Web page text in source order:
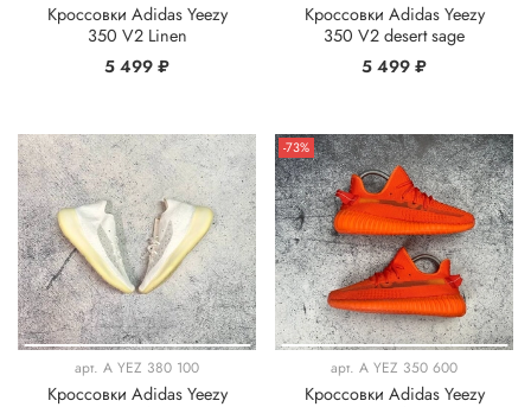
Кроссовки Adidas Yeezy
350 V2 Linen
5 499 ₽
Кроссовки Adidas Yeezy
350 V2 desert sage
5 499 ₽
арт. A YEZ 380 100
Кроссовки Adidas Yeezy
-73%
арт. A YEZ 350 600
Кроссовки Adidas Yeezy